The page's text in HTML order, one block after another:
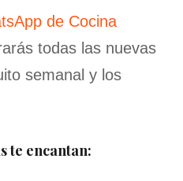
de Cocina
todas las nuevas
semanal y los
te encantan: